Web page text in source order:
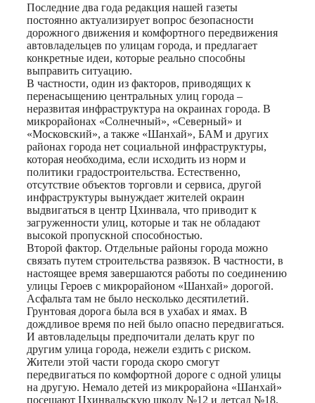
Последние два года редакция нашей газеты
постоянно актуализирует вопрос безопасности
дорожного движения и комфортного передвижения
автовладельцев по улицам города, и предлагает
конкретные идеи, которые реально способны
выправить ситуацию.
В частности, один из факторов, приводящих к
перенасыщению центральных улиц города –
неразвитая инфраструктура на окраинах города. В
микрорайонах «Солнечный», «Северный» и
«Московский», а также «Шанхай», БАМ и других
районах города нет социальной инфраструктуры,
которая необходима, если исходить из норм и
политики градостроительства. Естественно,
отсутствие объектов торговли и сервиса, другой
инфраструктуры вынуждает жителей окраин
выдвигаться в центр Цхинвала, что приводит к
загруженности улиц, которые и так не обладают
высокой пропускной способностью.
Второй фактор. Отдельные районы города можно
связать путем строительства развязок. В частности, в
настоящее время завершаются работы по соединению
улицы Героев с микрорайоном «Шанхай» дорогой.
Асфальта там не было несколько десятилетий.
Грунтовая дорога была вся в ухабах и ямах. В
дождливое время по ней было опасно передвигаться.
И автовладельцы предпочитали делать круг по
другим улица города, нежели ездить с риском.
Жители этой части города скоро смогут
передвигаться по комфортной дороге с одной улицы
на другую. Немало детей из микрорайона «Шанхай»
посещают Цхинвальскую школу №12 и детсад №18.